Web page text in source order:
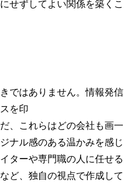
せずしてよい関係を築くこ
ではありません。情報発信
を印
、これらはどの会社も画一
ナル感のある温かみを感じ
ターや専門職の人に任せる
ど、独自の視点で作成して